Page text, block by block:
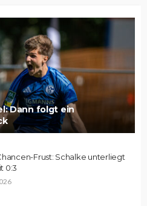
Dann folgt ein
Frust: Schalke unterliegt
0:3